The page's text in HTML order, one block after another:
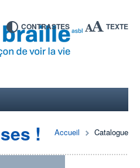
CONTRASTES TEXTE
Accueil Catalogue
!